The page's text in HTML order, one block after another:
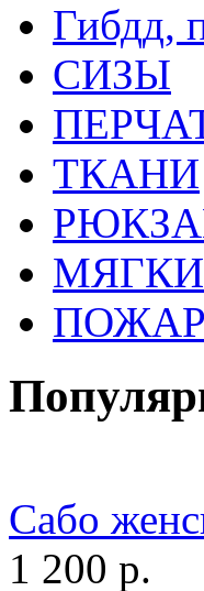
Гибдд,
СИЗЫ
ТКАНИ
Сабо
1 200 р.